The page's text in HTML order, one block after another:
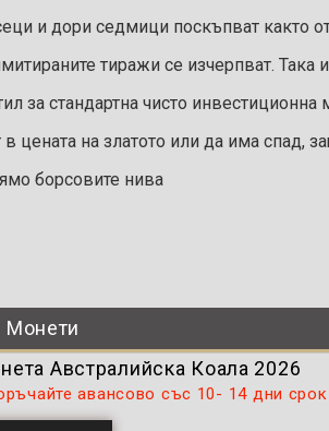
и дори седмици поскъпват както
тиражи се изчерпват.
за стандартна чисто
цената на златото или да има спад,
борсовите нива
Монети
Австралийска Коала 2026
авансово със 10- 14 дни